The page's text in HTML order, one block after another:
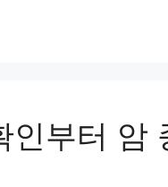
부터 암